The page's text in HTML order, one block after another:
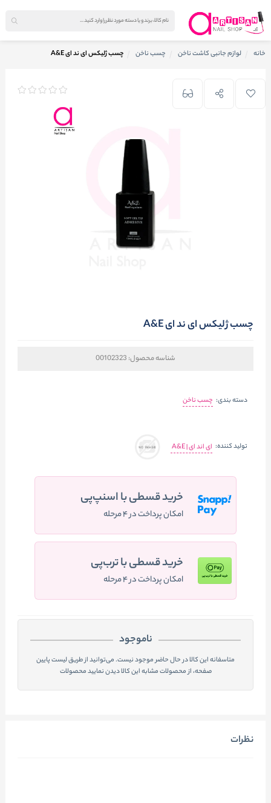
خانه لوازم جانبی کاشت ناخن چسب ناخن چسب ژلیکس ای ند ای A&E
چسب ژلیکس ای ند ای A&E
شناسه محصول: 00102323
دسته بندی: چسب ناخن
تولید کننده: ای اند ای | A&E
خرید قسطی با اسنپ‌پی
امکان پرداخت در ۴ مرحله
خرید قسطی با ترب‌پی
امکان پرداخت در ۴ مرحله
ناموجود
متاسفانه این کالا در حال حاضر موجود نیست. می‌توانید از طریق لیست پایین
صفحه، از محصولات مشابه این کالا دیدن نمایید محصولات
نظرات